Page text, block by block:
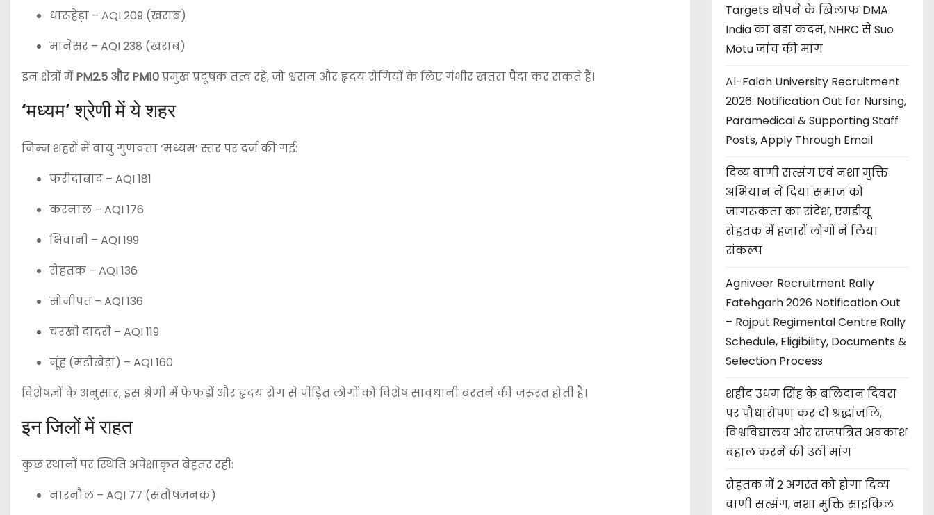
धारूहेड़ा – AQI 209 (खराब)
मानेसर – AQI 238 (खराब)
इन क्षेत्रों में PM2.5 और PM10प्रमुख प्रदूषक तत्व रहे, जो श्वसन और हृदय रोगियों के लिए गंभीर खतरा पैदा कर सकते हैं।
‘मध्यम’ श्रेणी में ये शहर
निम्न शहरों में वायु गुणवत्ता ‘मध्यम’ स्तर पर दर्ज की गई:
फरीदाबाद – AQI 181
करनाल – AQI 176
भिवानी – AQI 199
रोहतक – AQI 136
सोनीपत – AQI 136
चरखी दादरी – AQI 119
नूंह (मंडीखेड़ा) – AQI 160
विशेषज्ञों के अनुसार, इस श्रेणी में फेफड़ों और हृदय रोग से पीड़ित लोगों को विशेष सावधानी बरतने की जरूरत होती है।
इन जिलों में राहत
कुछ स्थानों पर स्थिति अपेक्षाकृत बेहतर रही:
नारनौल – AQI 77 (संतोषजनक)
Targets थोपने के खिलाफ DMA
India का बड़ा कदम, NHRC से Suo
Motu जांच की मांग
Al-Falah University Recruitment
2026: Notification Out for Nursing,
Paramedical & Supporting Staff
Posts, Apply Through Email
दिव्य वाणी सत्संग एवं नशा मुक्ति
अभियान ने दिया समाज को
जागरूकता का संदेश, एमडीयू
रोहतक में हजारों लोगों ने लिया
संकल्प
Agniveer Recruitment Rally
Fatehgarh 2026 Notification Out
– Rajput Regimental Centre Rally
Schedule, Eligibility, Documents &
Selection Process
शहीद उधम सिंह के बलिदान दिवस
पर पौधारोपण कर दी श्रद्धांजलि,
विश्वविद्यालय और राजपत्रित अवकाश
बहाल करने की उठी मांग
रोहतक में 2 अगस्त को होगा दिव्य
वाणी सत्संग, नशा मुक्ति साइकिल